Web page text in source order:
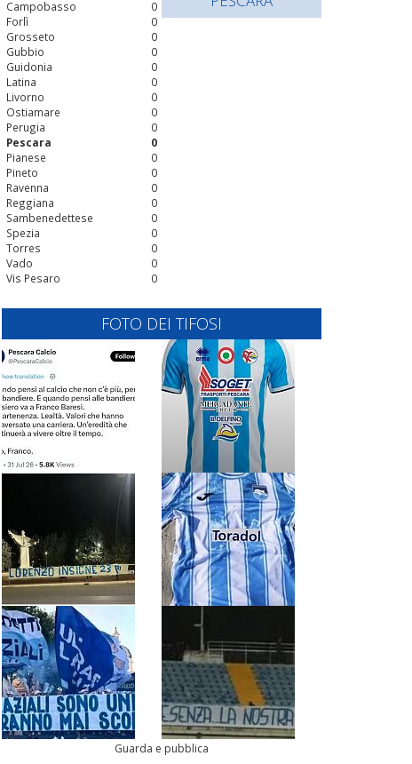
0
Campobasso
0
Forlì
0
Grosseto
0
Gubbio
0
Guidonia
0
Latina
0
Livorno
0
Ostiamare
0
Perugia
0
Pescara
0
Pianese
0
Pineto
0
Ravenna
0
Reggiana
0
Sambenedettese
0
Spezia
0
Torres
0
Vado
0
Vis Pesaro
FOTO DEI TIFOSI
Guarda e pubblica